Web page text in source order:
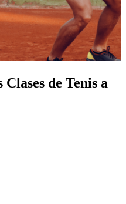
de Tenis a